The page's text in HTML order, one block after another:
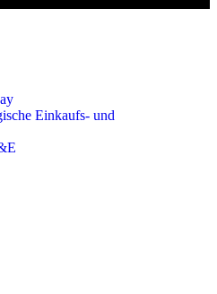
Einkaufs- und